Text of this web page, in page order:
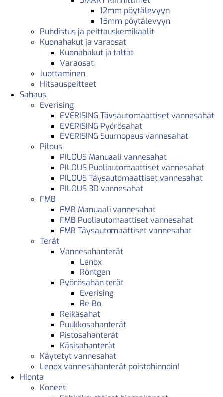
12mm pöytälevyyn
15mm pöytälevyyn
Puhdistus ja peittauskemikaalit
Kuonahakut ja varaosat
Kuonahakut ja taltat
Varaosat
Juottaminen
Hitsauspeitteet
Sahaus
Everising
EVERISING Täysautomaattiset vannesahat
EVERISING Pyörösahat
EVERISING Suurnopeus vannesahat
Pilous
PILOUS Manuaali vannesahat
PILOUS Puoliautomaattiset vannesahat
PILOUS Täysautomaattiset vannesahat
PILOUS 3D vannesahat
FMB
FMB Manuaali vannesahat
FMB Puoliautomaattiset vannesahat
FMB Täysautomaattiset vannesahat
Terät
Vannesahanterät
Lenox
Röntgen
Pyörösahan terät
Everising
Re-Bo
Reikäsahat
Puukkosahanterät
Pistosahanterät
Käsisahanterät
Käytetyt vannesahat
Lenox vannesahanterät poistohinnoin!
Hionta
Koneet